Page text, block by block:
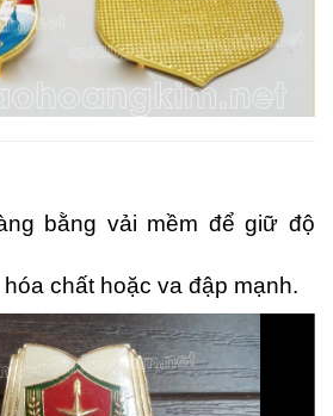
bằng vải mềm để giữ độ
chất hoặc va đập mạnh.